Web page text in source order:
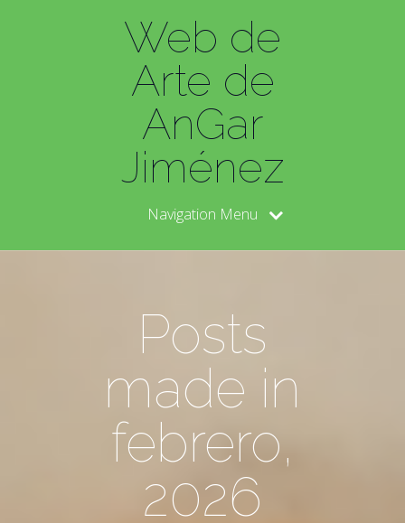
Web de
Arte de
AnGar
Jiménez
Navigation Menu
Posts
made in
febrero,
2026